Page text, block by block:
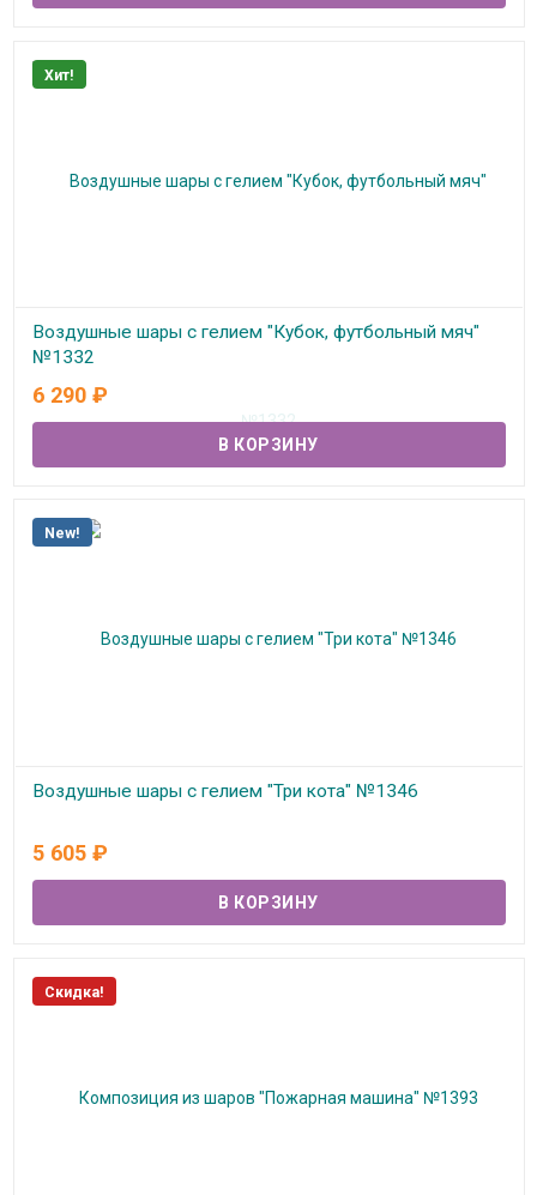
Хит!
Воздушные шары с гелием "Кубок, футбольный мяч"
№1332
В наличии
6 290 ₽
New!
Воздушные шары с гелием "Три кота" №1346
5 605 ₽
Скидка!